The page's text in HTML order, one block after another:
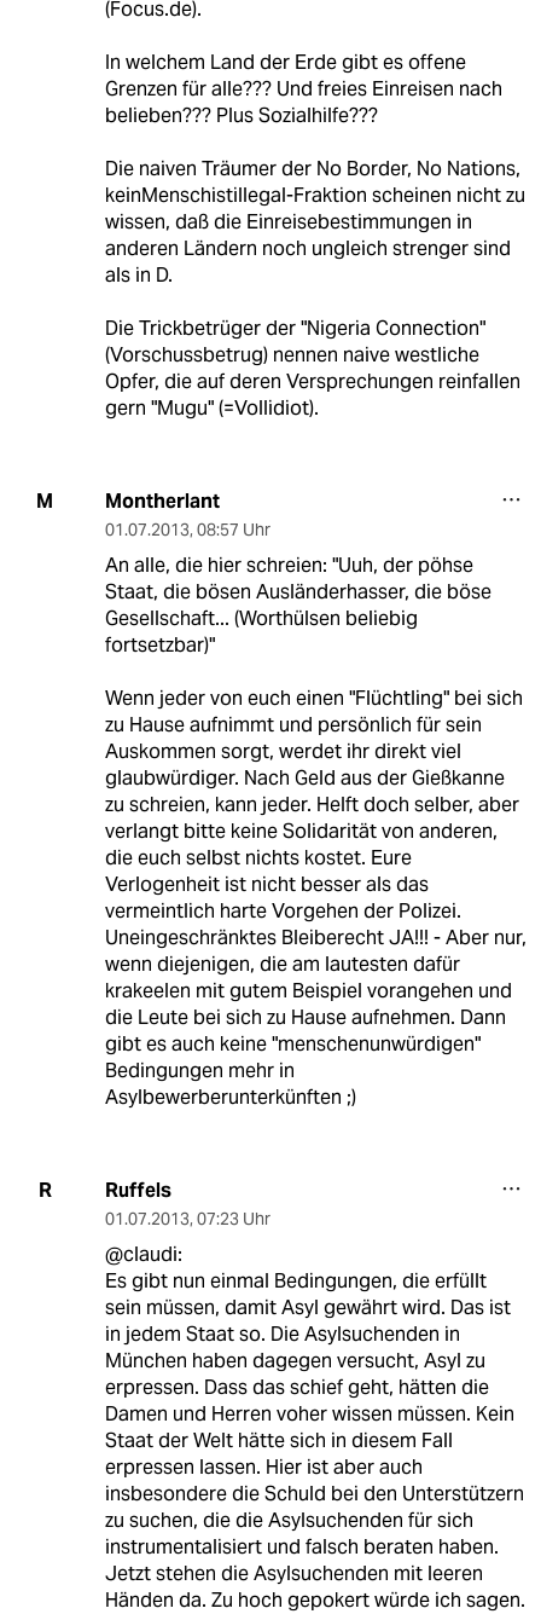
(Focus.de).
In welchem Land der Erde gibt es offene
Grenzen für alle??? Und freies Einreisen nach
belieben??? Plus Sozialhilfe???
Die naiven Träumer der No Border, No Nations,
keinMenschistillegal-Fraktion scheinen nicht zu
wissen, daß die Einreisebestimmungen in
anderen Ländern noch ungleich strenger sind
als in D.
Die Trickbetrüger der "Nigeria Connection"
(Vorschussbetrug) nennen naive westliche
Opfer, die auf deren Versprechungen reinfallen
gern "Mugu" (=Vollidiot).
M Montherlant
01.07.2013, 08:57 Uhr
An alle, die hier schreien: "Uuh, der pöhse
Staat, die bösen Ausländerhasser, die böse
Gesellschaft... (Worthülsen beliebig
fortsetzbar)"
Wenn jeder von euch einen "Flüchtling" bei sich
zu Hause aufnimmt und persönlich für sein
Auskommen sorgt, werdet ihr direkt viel
glaubwürdiger. Nach Geld aus der Gießkanne
zu schreien, kann jeder. Helft doch selber, aber
verlangt bitte keine Solidarität von anderen,
die euch selbst nichts kostet. Eure
Verlogenheit ist nicht besser als das
vermeintlich harte Vorgehen der Polizei.
Uneingeschränktes Bleiberecht JA!!! - Aber nur,
wenn diejenigen, die am lautesten dafür
krakeelen mit gutem Beispiel vorangehen und
die Leute bei sich zu Hause aufnehmen. Dann
gibt es auch keine "menschenunwürdigen"
Bedingungen mehr in
Asylbewerberunterkünften ;)
R Ruffels
01.07.2013, 07:23 Uhr
@claudi:
Es gibt nun einmal Bedingungen, die erfüllt
sein müssen, damit Asyl gewährt wird. Das ist
in jedem Staat so. Die Asylsuchenden in
München haben dagegen versucht, Asyl zu
erpressen. Dass das schief geht, hätten die
Damen und Herren voher wissen müssen. Kein
Staat der Welt hätte sich in diesem Fall
erpressen lassen. Hier ist aber auch
insbesondere die Schuld bei den Unterstützern
zu suchen, die die Asylsuchenden für sich
instrumentalisiert und falsch beraten haben.
Jetzt stehen die Asylsuchenden mit leeren
Händen da. Zu hoch gepokert würde ich sagen.